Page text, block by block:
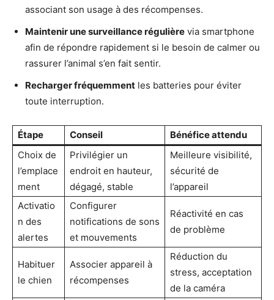
associant son usage à des récompenses.
Maintenir une surveillance régulière via smartphone
afin de répondre rapidement si le besoin de calmer ou
rassurer l’animal s’en fait sentir.
Recharger fréquemment les batteries pour éviter
toute interruption.
Étape Conseil
Bénéfice attendu
Choix de
l’emplace
ment
Privilégier un
endroit en hauteur,
dégagé, stable
Meilleure visibilité,
sécurité de
l’appareil
Activatio
n des
alertes
Configurer
notifications de sons
et mouvements
Réactivité en cas
de problème
Habituer
le chien
Associer appareil à
récompenses
Réduction du
stress, acceptation
de la caméra